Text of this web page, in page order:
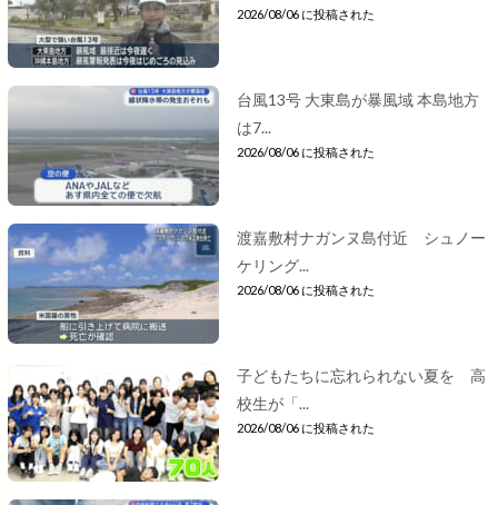
2026/08/06 に投稿された
台風13号 大東島が暴風域 本島地方
は7...
2026/08/06 に投稿された
渡嘉敷村ナガンヌ島付近 シュノー
ケリング...
2026/08/06 に投稿された
子どもたちに忘れられない夏を 高
校生が「...
2026/08/06 に投稿された